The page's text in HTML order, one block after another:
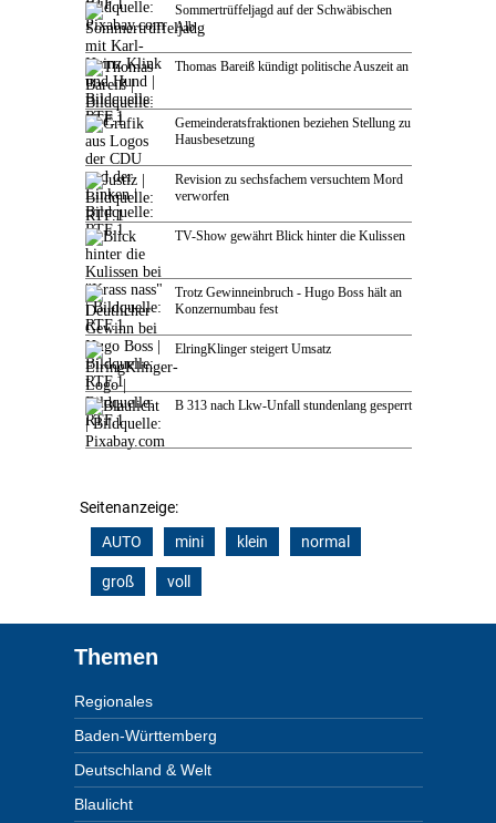
Sommertrüffeljagd auf der Schwäbischen
Alb
Thomas Bareiß kündigt politische Auszeit an
Gemeinderatsfraktionen beziehen Stellung zu
Hausbesetzung
Revision zu sechsfachem versuchtem Mord
verworfen
TV-Show gewährt Blick hinter die Kulissen
Trotz Gewinneinbruch - Hugo Boss hält an
Konzernumbau fest
ElringKlinger steigert Umsatz
B 313 nach Lkw-Unfall stundenlang gesperrt
Seitenanzeige:
AUTO
mini klein normal
groß voll
Themen
Regionales
Baden-Württemberg
Deutschland & Welt
Blaulicht